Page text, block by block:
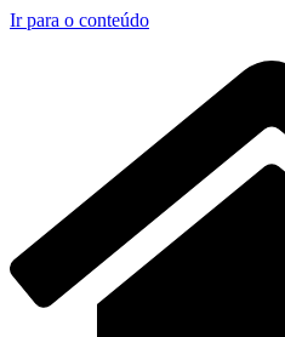
Ir para o conteúdo